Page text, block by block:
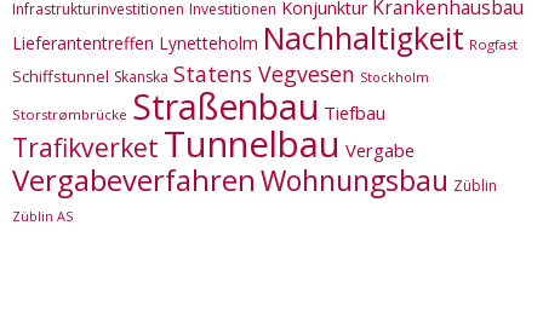
Infrastrukturinvestitionen Investitionen Konjunktur Krankenhausbau
Lieferantentreffen Lynetteholm Nachhaltigkeit Rogfast
Schiffstunnel Skanska Statens Vegvesen Stockholm
Storstrømbrücke Straßenbau Tiefbau
Trafikverket Tunnelbau Vergabe
VergabeverfahrenWohnungsbau Züblin
Züblin AS